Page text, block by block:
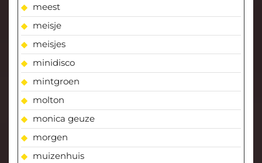
meest
meisje
meisjes
minidisco
mintgroen
molton
monica geuze
morgen
muizenhuis